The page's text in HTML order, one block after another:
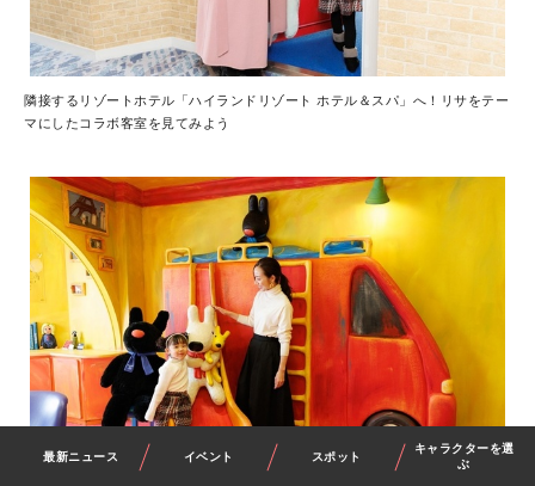
最新ニュース イベント スポット
キャラクターを選
ぶ
隣接するリゾートホテル「ハイランドリゾート ホテル＆スパ」へ！リサをテー
マにしたコラボ客室を見てみよう